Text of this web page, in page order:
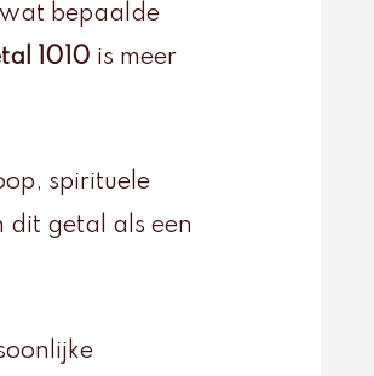
bepaalde
1010 is meer
spirituele
dit getal als een